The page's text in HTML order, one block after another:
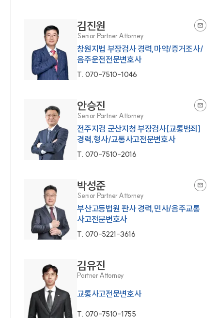
김진원
Senior Partner Attorney
창원지법 부장검사 경력,마약/증거조사/
음주운전전문변호사
T. 070-7510-1046
안승진
Senior Partner Attorney
전주지검 군산지청 부장검사[교통범죄]
경력,형사/교통사고전문변호사
T. 070-7510-2016
박성준
Senior Partner Attorney
부산고등법원 판사 경력,민사/음주교통
사고전문변호사
T. 070-5221-3616
김유진
Partner Attorney
교통사고전문변호사
T. 070-7510-1755